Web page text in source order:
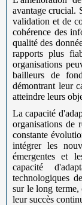
avantage crucial.
validation et de
cohérence des
qualité des
rapports plus
organisations
bailleurs de
démontrant leur
atteindre leurs
La capacité
organisations de
constante
intégrer les
émergentes et
capacité
technologiques
sur le long terme,
leur succès